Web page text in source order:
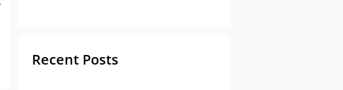
Recent Posts